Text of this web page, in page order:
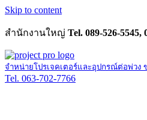
Skip to content
สำนักงานใหญ่ Tel. 089-526-5545,
จำหน่ายโปรเจคเตอร์และอุปกรณ์ต่อพ่วง
Tel. 063-702-7766